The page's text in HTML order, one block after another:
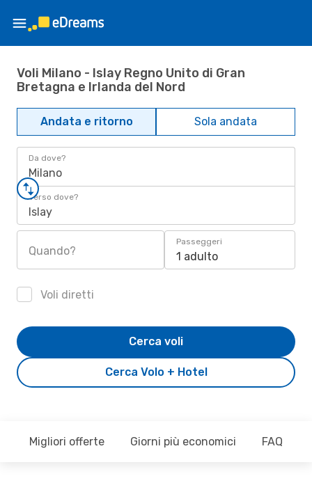
Voli Milano - Islay Regno Unito di Gran
Bretagna e Irlanda del Nord
Andata e ritorno Sola andata
Da dove?
Milano
Verso dove?
Islay
Quando?
Passeggeri
1 adulto
Voli diretti
Cerca Volo + Hotel
Cerca voli
Migliori offerte Giorni più economici FAQ